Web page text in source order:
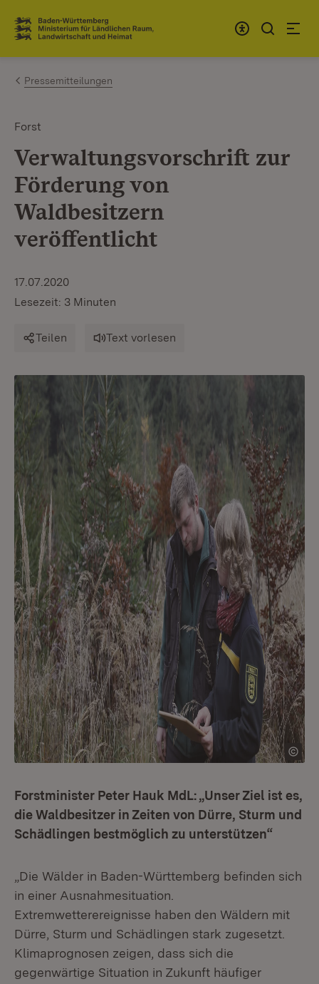
Zum Inhalt springen
Link zur Startseite
Pressemitteilungen
Forst
Verwaltungsvorschrift zur
Förderung von
Waldbesitzern
veröffentlicht
17.07.2020
Lesezeit: 3 Minuten
Teilen Text vorlesen
Forstminister Peter Hauk MdL: „Unser Ziel ist es,
die Waldbesitzer in Zeiten von Dürre, Sturm und
Schädlingen bestmöglich zu unterstützen“
„Die Wälder in Baden-Württemberg befinden sich
in einer Ausnahmesituation.
Extremwetterereignisse haben den Wäldern mit
Dürre, Sturm und Schädlingen stark zugesetzt.
Klimaprognosen zeigen, dass sich die
gegenwärtige Situation in Zukunft häufiger